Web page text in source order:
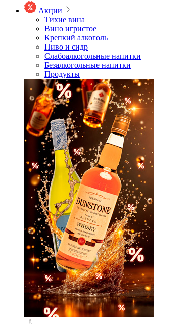
Акции
Тихие вина
Вино игристое
Крепкий алкоголь
Пиво и сидр
Слабоалкогольные напитки
Безалкогольные напитки
Продукты